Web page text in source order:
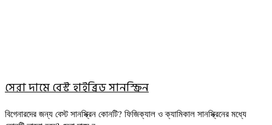
সেরা দামে বেস্ট হাইব্রিড সানস্ক্রিন
বিগেনারদের জন্য বেস্ট সানস্ক্রিন কোনটি? ফিজিক্যাল ও ক্যামিকাল সানস্ক্রিনের মধ্যে